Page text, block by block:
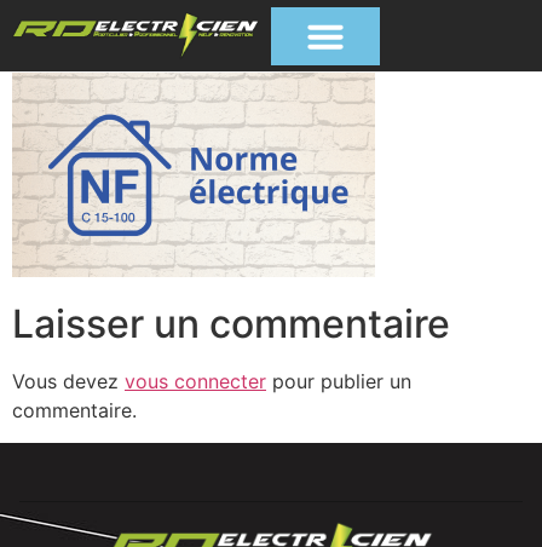
Laisser un commentaire
Vous devez vous connecter pour publier un
commentaire.